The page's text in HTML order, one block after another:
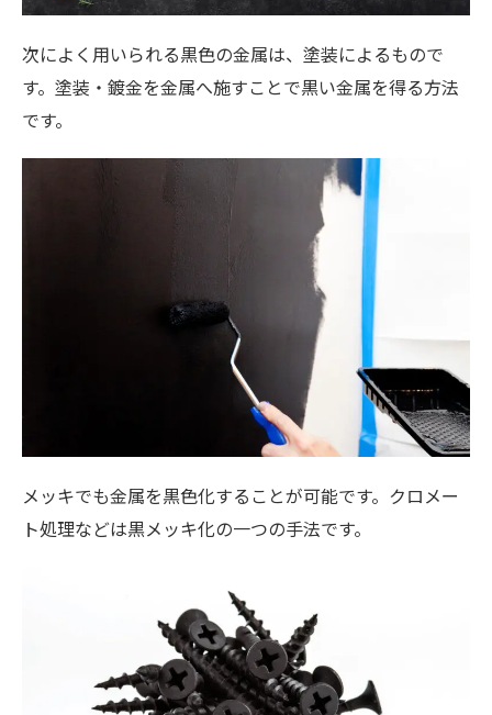
次によく用いられる黒色の金属は、塗装によるもので
す。塗装・鍍金を金属へ施すことで黒い金属を得る方法
です。
メッキでも金属を黒色化することが可能です。クロメー
ト処理などは黒メッキ化の一つの手法です。